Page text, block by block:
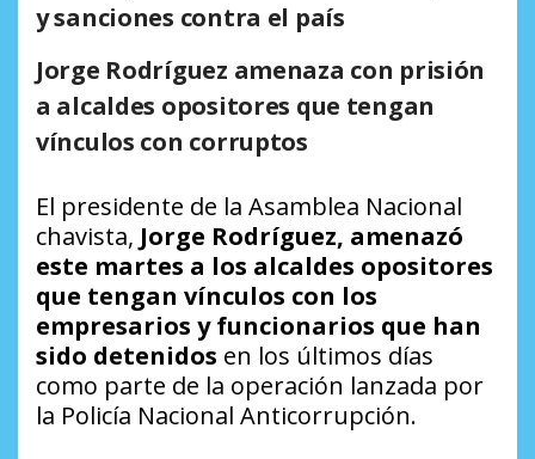
y sanciones contra el país
Jorge Rodríguez amenaza con prisión
a alcaldes opositores que tengan
vínculos con corruptos
El presidente de la Asamblea Nacional
chavista, Jorge Rodríguez, amenazó
este martes a los alcaldes opositores
que tengan vínculos con los
empresarios y funcionarios que han
sido detenidos en los últimos días
como parte de la operación lanzada por
la Policía Nacional Anticorrupción.